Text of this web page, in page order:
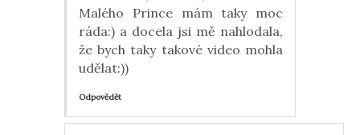
Malého Prince mám taky moc
ráda:) a docela jsi mě nahlodala,
že bych taky takové video mohla
udělat:))
Odpovědět